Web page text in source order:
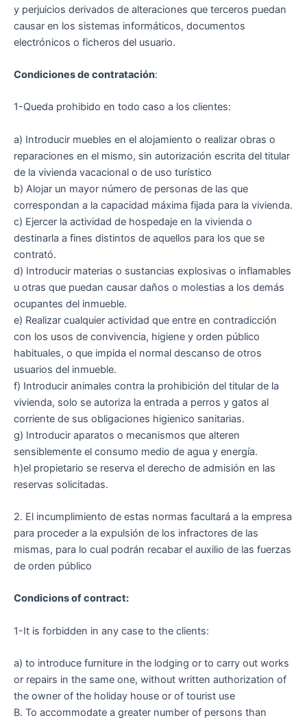
y perjuicios derivados de alteraciones que terceros puedan
causar en los sistemas informáticos, documentos
electrónicos o ficheros del usuario.
Condiciones de contratación:
1-Queda prohibido en todo caso a los clientes:
a) Introducir muebles en el alojamiento o realizar obras o
reparaciones en el mismo, sin autorización escrita del titular
de la vivienda vacacional o de uso turístico
b) Alojar un mayor número de personas de las que
correspondan a la capacidad máxima fijada para la vivienda.
c) Ejercer la actividad de hospedaje en la vivienda o
destinarla a fines distintos de aquellos para los que se
contrató.
d) Introducir materias o sustancias explosivas o inflamables
u otras que puedan causar daños o molestias a los demás
ocupantes del inmueble.
e) Realizar cualquier actividad que entre en contradicción
con los usos de convivencia, higiene y orden público
habituales, o que impida el normal descanso de otros
usuarios del inmueble.
f) Introducir animales contra la prohibición del titular de la
vivienda, solo se autoriza la entrada a perros y gatos al
corriente de sus obligaciones higienico sanitarias.
g) Introducir aparatos o mecanismos que alteren
sensiblemente el consumo medio de agua y energía.
h)el propietario se reserva el derecho de admisión en las
reservas solicitadas.
2. El incumplimiento de estas normas facultará a la empresa
para proceder a la expulsión de los infractores de las
mismas, para lo cual podrán recabar el auxilio de las fuerzas
de orden público
Condicions of contract:
1-It is forbidden in any case to the clients:
a) to introduce furniture in the lodging or to carry out works
or repairs in the same one, without written authorization of
the owner of the holiday house or of tourist use
B. To accommodate a greater number of persons than